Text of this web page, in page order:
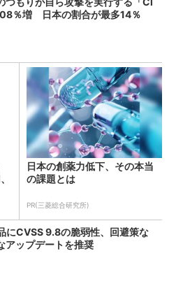
％増 日本の割合が最多14％
日本の創薬力低下、その本当
の課題とは
PR(三菱総合研究所)
にCVSS 9.8の脆弱性、回避策な
ップデートを推奨